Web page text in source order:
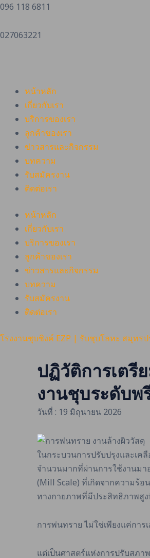
096 118 6811
027063221
หน้าหลัก
เกี่ยวกับเรา
บริการของเรา
ลูกค้าของเรา
ข่าวสารและกิจกรรม
บทความ
รับสมัครงาน
ติดต่อเรา
หน้าหลัก
เกี่ยวกับเรา
บริการของเรา
ลูกค้าของเรา
ข่าวสารและกิจกรรม
บทความ
รับสมัครงาน
ติดต่อเรา
โรงงานชุบซิงค์ EZP | รับชุบโลหะ สมุทรป
ปฏิวัติการเตรี
งานชุบระดับพ
วันที่ : 19 มิถุนายน 2026
ในกระบวนการปรับปรุงและเค
จำนวนมากที่ผ่านการใช้งานม
(Mill Scale) ที่เกิดจากความร้
ทางกายภาพที่มีประสิทธิภาพสู
การพ่นทราย ไม่ใช่เพียงแค่กา
แต่เป็นศาสตร์แห่งการปรับสภา